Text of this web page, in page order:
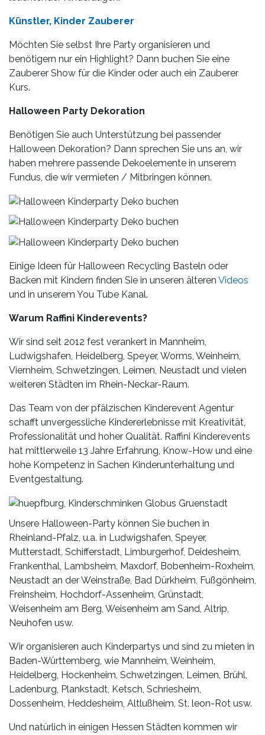
Künstler, Kinder Zauberer
Möchten Sie selbst Ihre Party organisieren und
benötigern nur ein Highlight? Dann buchen Sie eine
Zauberer Show für die Kinder oder auch ein Zauberer
Kurs.
Halloween Party Dekoration
Benötigen Sie auch Unterstützung bei passender
Halloween Dekoration? Dann sprechen Sie uns an, wir
haben mehrere passende Dekoelemente in unserem
Fundus, die wir vermieten / Mitbringen können.
Einige Ideen für Halloween Recycling Basteln oder
Backen mit Kindern finden Sie in unseren älteren Videos
und in unserem You Tube Kanal.
Warum Raffini Kinderevents?
Wir sind seit 2012 fest verankert in Mannheim,
Ludwigshafen, Heidelberg, Speyer, Worms, Weinheim,
Viernheim, Schwetzingen, Leimen, Neustadt und vielen
weiteren Städten im Rhein-Neckar-Raum.
Das Team von der pfälzischen Kinderevent Agentur
schafft unvergessliche Kindererlebnisse mit Kreativität,
Professionalität und hoher Qualität. Raffini Kinderevents
hat mittlerweile 13 Jahre Erfahrung, Know-How und eine
hohe Kompetenz in Sachen Kinderunterhaltung und
Eventgestaltung.
Unsere Halloween-Party können Sie buchen in
Rheinland-Pfalz, u.a. in Ludwigshafen, Speyer,
Mutterstadt, Schifferstadt, Limburgerhof, Deidesheim,
Frankenthal, Lambsheim, Maxdorf, Bobenheim-Roxheim,
Neustadt an der Weinstraße, Bad Dürkheim, Fußgönheim,
Freinsheim, Hochdorf-Assenheim, Grünstadt,
Weisenheim am Berg, Weisenheim am Sand, Altrip,
Neuhofen usw.
Wir organisieren auch Kinderpartys und sind zu mieten in
Baden-Württemberg, wie Mannheim, Weinheim,
Heidelberg, Hockenheim, Schwetzingen, Leimen, Brühl,
Ladenburg, Plankstadt, Ketsch, Schriesheim,
Dossenheim, Heddesheim, Altlußheim, St. leon-Rot usw.
Und natürlich in einigen Hessen Städten kommen wir